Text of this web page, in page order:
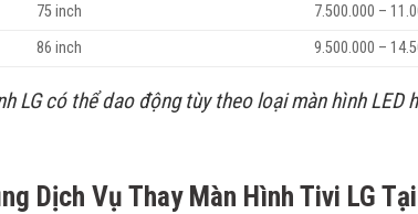
75 inch
7.500.000 –
86 inch 9.500.000 –
LG có thể dao động tùy theo loại màn hình LED
Dịch Vụ Thay Màn Hình Tivi LG